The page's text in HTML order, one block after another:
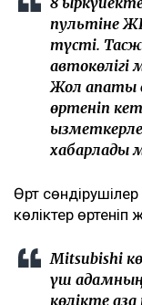
пультіне
түсті.
автокөлігі
Жол апаты
өртеніп
хабарлады
Өрт
көліктер өртеніп
Mitsubishi
үш адамның
көлікте